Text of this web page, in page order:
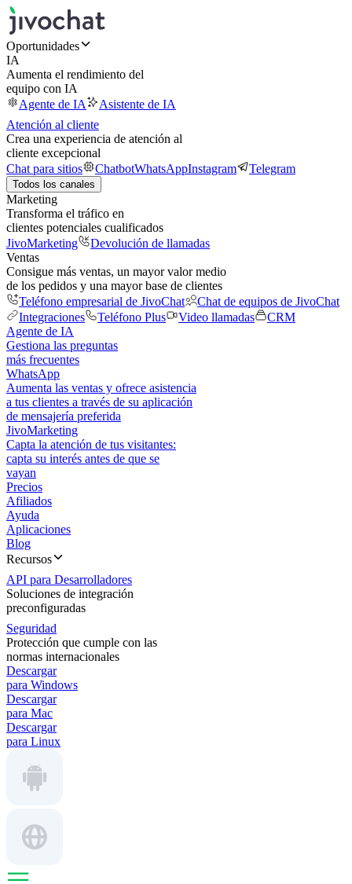
Oportunidades
IA
Aumenta el rendimiento del
equipo con IA
Agente de IA
Asistente de IA
Atención al cliente
Crea una experiencia de atención al
cliente excepcional
Chat para sitios
ChatbotWhatsAppInstagram Telegram
Todos los canales
Marketing
Transforma el tráfico en
clientes potenciales cualificados
JivoMarketing
Devolución de llamadas
Ventas
Consigue más ventas, un mayor valor medio
de los pedidos y una mayor base de clientes
Teléfono empresarial de JivoChat
Chat de equipos de JivoChat
Integraciones
Teléfono Plus Video llamadas
CRM
Agente de IA
Gestiona las preguntas
más frecuentes
WhatsApp
Aumenta las ventas y ofrece asistencia
a tus clientes a través de su aplicación
de mensajería preferida
JivoMarketing
Capta la atención de tus visitantes:
capta su interés antes de que se
vayan
Precios
Afiliados
Ayuda
Aplicaciones
Blog
Recursos
API para Desarrolladores
Soluciones de integración
preconfiguradas
Seguridad
Protección que cumple con las
normas internacionales
Descargar
para Windows
Descargar
para Mac
Descargar
para Linux